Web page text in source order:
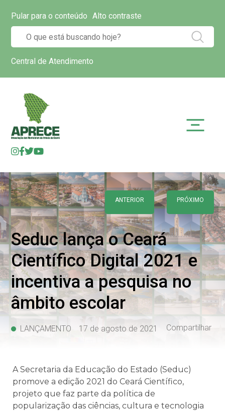
Pular para o conteúdo Alto contraste
Central de Atendimento
ANTERIOR PRÓXIMO
Seduc lança o Ceará
Científico Digital 2021 e
incentiva a pesquisa no
âmbito escolar
LANÇAMENTO 17 de agosto de 2021 Compartilhar
A Secretaria da Educação do Estado (Seduc)
promove a edição 2021 do Ceará Científico,
projeto que faz parte da política de
popularização das ciências, cultura e tecnologia